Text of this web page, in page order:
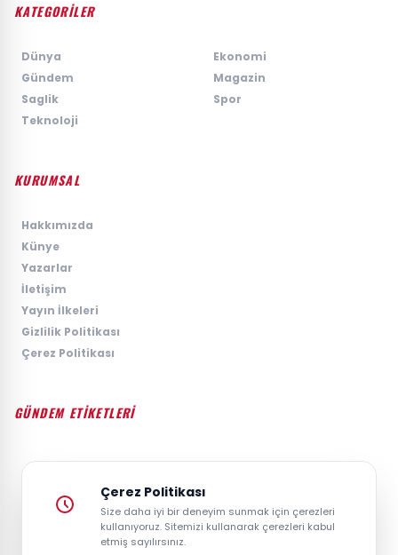
KATEGORİLER
Dünya
Ekonomi
Gündem
Magazin
Saglik
Spor
Teknoloji
KURUMSAL
Hakkımızda
Künye
Yazarlar
İletişim
Yayın İlkeleri
Gizlilik Politikası
Çerez Politikası
GÜNDEM ETİKETLERİ
#GÜNDEM #SIYASET #EKONOMI #SPOR #TEKNOLOJI
#DÜNYA
Çerez Politikası
Size daha iyi bir deneyim sunmak için çerezleri
kullanıyoruz. Sitemizi kullanarak çerezleri kabul
etmiş sayılırsınız.